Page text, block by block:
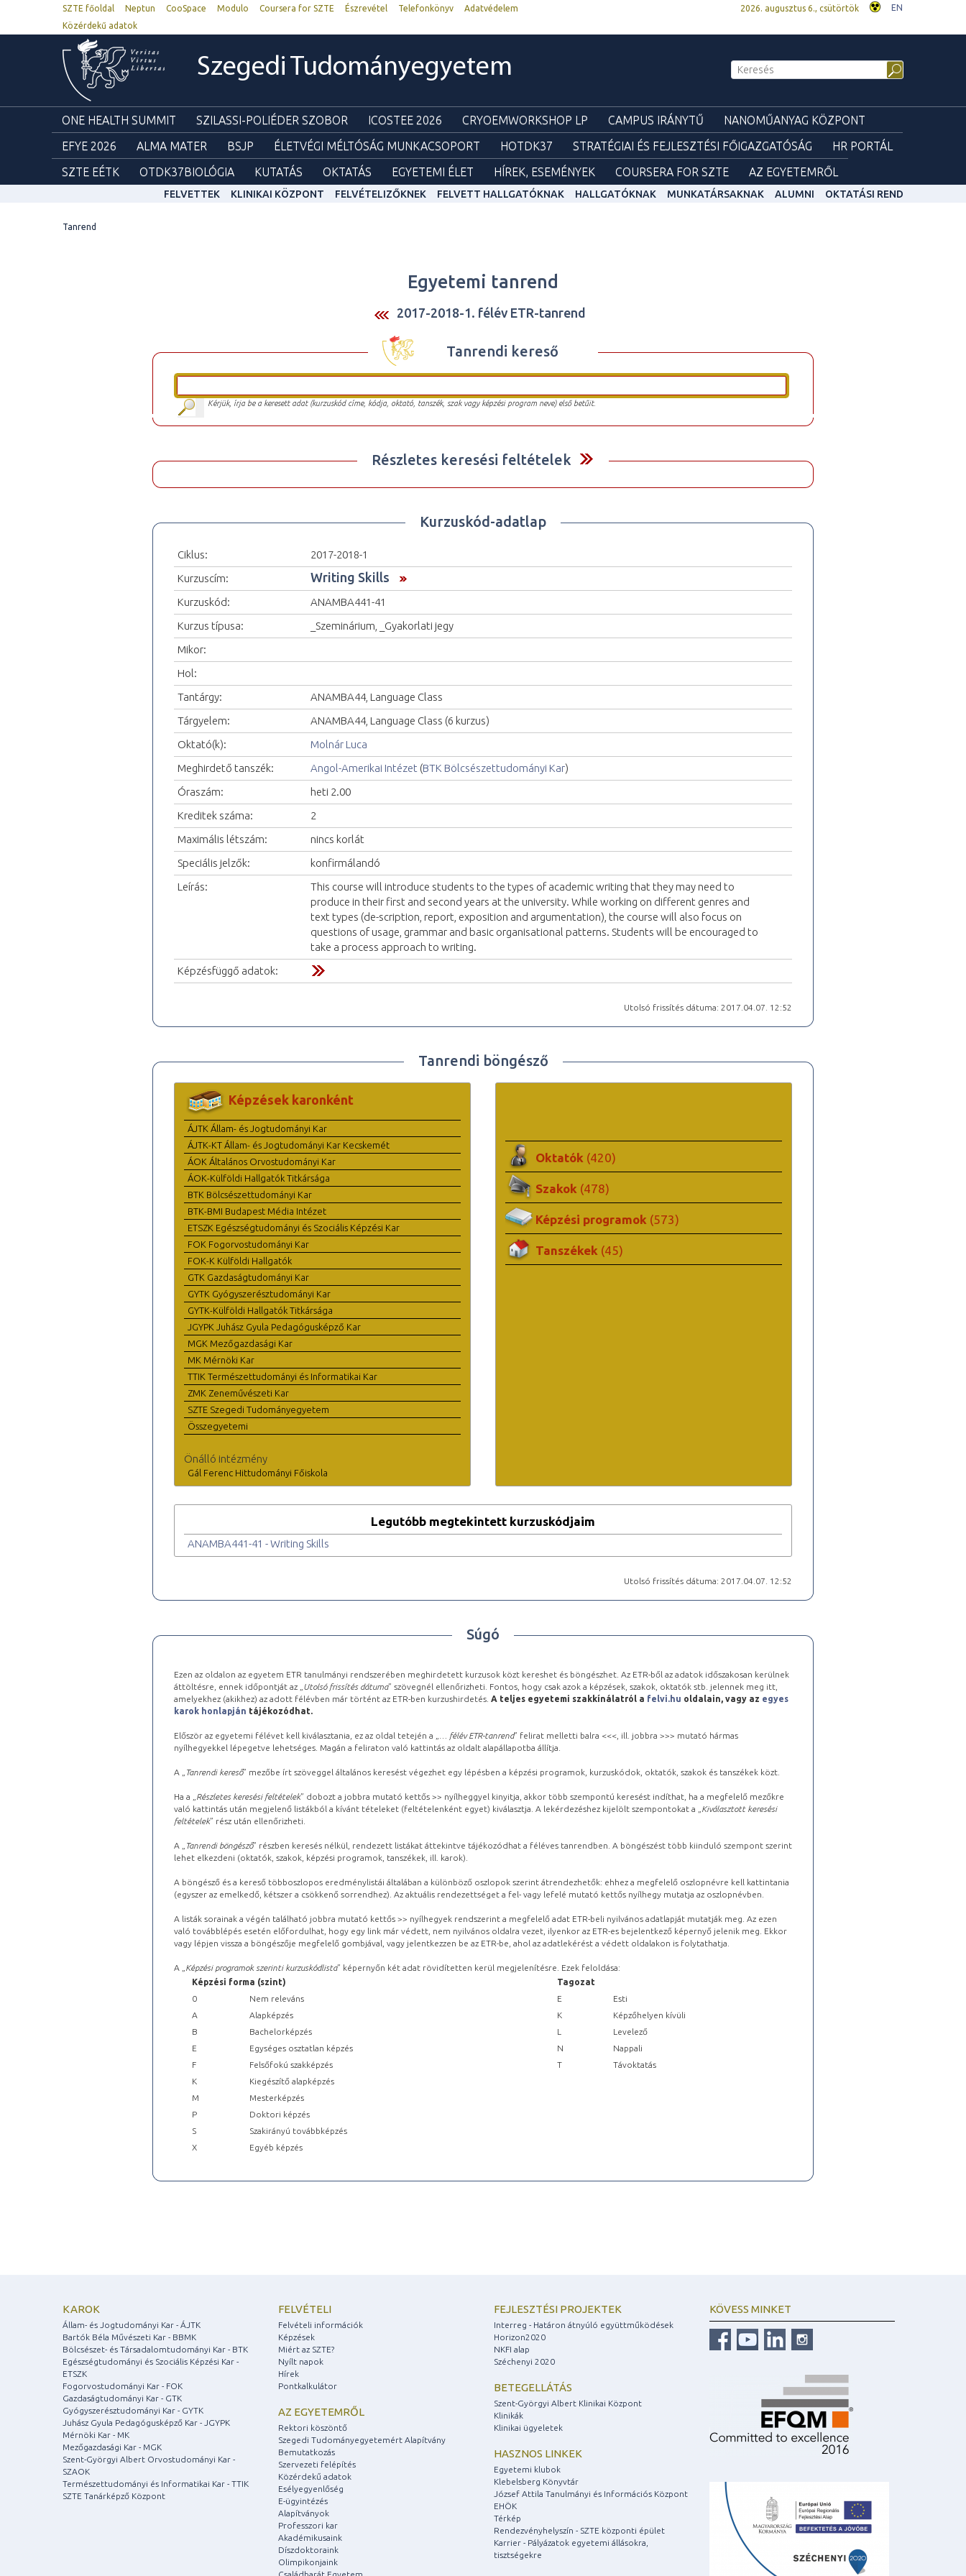
SZTE főoldal Neptun CooSpace Modulo Coursera for SZTE Észrevétel Telefonkönyv
Adatvédelem
Közérdekű adatok
2026. augusztus 6., csütörtök EN
Szegedi Tudományegyetem
ONE HEALTH SUMMIT SZILASSI-POLIÉDER SZOBOR ICOSTEE 2026 CRYOEMWORKSHOP LP CAMPUS IRÁNYTŰ
NANOMŰANYAG KÖZPONT
EFYE 2026
ALMA MATER BSJP ÉLETVÉGI MÉLTÓSÁG MUNKACSOPORT HOTDK37 STRATÉGIAI ÉS FEJLESZTÉSI FŐIGAZGATÓSÁG
HR PORTÁL
SZTE EÉTK
OTDK37BIOLÓGIA KUTATÁS OKTATÁS EGYETEMI ÉLET HÍREK, ESEMÉNYEK COURSERA FOR SZTE AZ EGYETEMRŐL
FELVETTEK KLINIKAI KÖZPONT FELVÉTELIZŐKNEK FELVETT HALLGATÓKNAK HALLGATÓKNAK MUNKATÁRSAKNAK ALUMNI OKTATÁSI REND
Tanrend
Egyetemi tanrend
2017-2018-1. félév ETR-tanrend
Tanrendi kereső
Kérjük, írja be a keresett adat (kurzuskód címe, kódja, oktató, tanszék, szak vagy képzési program neve) első betűit.
Részletes keresési feltételek
Kurzuskód-adatlap
Ciklus:
2017-2018-1
Kurzuscím:
Writing Skills
Kurzuskód:
ANAMBA441-41
Kurzus típusa:
_Szeminárium, _Gyakorlati jegy
Mikor:
Hol:
Tantárgy:
ANAMBA44, Language Class
Tárgyelem:
ANAMBA44, Language Class (6 kurzus)
Oktató(k):
Molnár Luca
Meghirdető tanszék:
Angol-Amerikai Intézet (BTK Bölcsészettudományi Kar)
Óraszám:
heti 2.00
Kreditek száma:
2
Maximális létszám:
nincs korlát
Speciális jelzők:
konfirmálandó
Leírás:
This course will introduce students to the types of academic writing that they may need to
produce in their first and second years at the university. While working on different genres and
text types (de-scription, report, exposition and argumentation), the course will also focus on
questions of usage, grammar and basic organisational patterns. Students will be encouraged to
take a process approach to writing.
Képzésfüggő adatok:
Utolsó frissítés dátuma: 2017.04.07. 12:52
Tanrendi böngésző
Képzések karonként
ÁJTK Állam- és Jogtudományi Kar
ÁJTK-KT Állam- és Jogtudományi Kar Kecskemét
ÁOK Általános Orvostudományi Kar
ÁOK-Külföldi Hallgatók Titkársága
BTK Bölcsészettudományi Kar
BTK-BMI Budapest Média Intézet
ETSZK Egészségtudományi és Szociális Képzési Kar
FOK Fogorvostudományi Kar
FOK-K Külföldi Hallgatók
GTK Gazdaságtudományi Kar
GYTK Gyógyszerésztudományi Kar
GYTK-Külföldi Hallgatók Titkársága
JGYPK Juhász Gyula Pedagógusképző Kar
MGK Mezőgazdasági Kar
MK Mérnöki Kar
TTIK Természettudományi és Informatikai Kar
ZMK Zeneművészeti Kar
SZTE Szegedi Tudományegyetem
Összegyetemi
Önálló intézmény
Gál Ferenc Hittudományi Főiskola
Oktatók (420)
Szakok (478)
Képzési programok (573)
Tanszékek (45)
Legutóbb megtekintett kurzuskódjaim
ANAMBA441-41 - Writing Skills
Utolsó frissítés dátuma: 2017.04.07. 12:52
Súgó
Ezen az oldalon az egyetem ETR tanulmányi rendszerében meghirdetett kurzusok közt kereshet és böngészhet. Az ETR-ből az adatok időszakosan kerülnek
áttöltésre, ennek időpontját az „ Utolsó frissítés dátuma” szövegnél ellenőrizheti. Fontos, hogy csak azok a képzések, szakok, oktatók stb. jelennek meg itt,
amelyekhez (akikhez) az adott félévben már történt az ETR-ben kurzushirdetés. A teljes egyetemi szakkínálatról a felvi.hu oldalain, vagy az egyes
karok honlapján tájékozódhat.
Először az egyetemi félévet kell kiválasztania, ez az oldal tetején a „ … félév ETR-tanrend” felirat melletti balra <<<, ill. jobbra >>> mutató hármas
nyílhegyekkel lépegetve lehetséges. Magán a feliraton való kattintás az oldalt alapállapotba állítja.
A „ Tanrendi kereső” mezőbe írt szöveggel általános keresést végezhet egy lépésben a képzési programok, kurzuskódok, oktatók, szakok és tanszékek közt.
Ha a „ Részletes keresési feltételek” dobozt a jobbra mutató kettős >> nyílheggyel kinyitja, akkor több szempontú keresést indíthat, ha a megfelelő mezőkre
való kattintás után megjelenő listákból a kívánt tételeket (feltételenként egyet) kiválasztja. A lekérdezéshez kijelölt szempontokat a „ Kiválasztott keresési
feltételek” rész után ellenőrizheti.
A „ Tanrendi böngésző” részben keresés nélkül, rendezett listákat áttekintve tájékozódhat a féléves tanrendben. A böngészést több kiinduló szempont szerint
lehet elkezdeni (oktatók, szakok, képzési programok, tanszékek, ill. karok).
A böngésző és a kereső többoszlopos eredménylistái általában a különböző oszlopok szerint átrendezhetők: ehhez a megfelelő oszlopnévre kell kattintania
(egyszer az emelkedő, kétszer a csökkenő sorrendhez). Az aktuális rendezettséget a fel- vagy lefelé mutató kettős nyílhegy mutatja az oszlopnévben.
A listák sorainak a végén található jobbra mutató kettős >> nyílhegyek rendszerint a megfelelő adat ETR-beli nyilvános adatlapját mutatják meg. Az ezen
való továbblépés esetén előfordulhat, hogy egy link már védett, nem nyilvános oldalra vezet, ilyenkor az ETR-es bejelentkező képernyő jelenik meg. Ekkor
vagy lépjen vissza a böngészője megfelelő gombjával, vagy jelentkezzen be az ETR-be, ahol az adatlekérést a védett oldalakon is folytathatja.
A „ Képzési programok szerinti kurzuskódlista” képernyőn két adat rövidítetten kerül megjelenítésre. Ezek feloldása:
Képzési forma (szint)
Tagozat
0
Nem releváns E
Esti
A
Alapképzés K
Képzőhelyen kívüli
B
Bachelorképzés L
Levelező
E
Egységes osztatlan képzés N
Nappali
F
Felsőfokú szakképzés T
Távoktatás
K
Kiegészítő alapképzés
M
Mesterképzés
P
Doktori képzés
S
Szakirányú továbbképzés
X
Egyéb képzés
KAROK
Állam- és Jogtudományi Kar - ÁJTK
Bartók Béla Művészeti Kar - BBMK
Bölcsészet- és Társadalomtudományi Kar - BTK
Egészségtudományi és Szociális Képzési Kar -
ETSZK
Fogorvostudományi Kar - FOK
Gazdaságtudományi Kar - GTK
Gyógyszerésztudományi Kar - GYTK
Juhász Gyula Pedagógusképző Kar - JGYPK
Mérnöki Kar - MK
Mezőgazdasági Kar - MGK
Szent-Györgyi Albert Orvostudományi Kar -
SZAOK
Természettudományi és Informatikai Kar - TTIK
SZTE Tanárképző Központ
FELVÉTELI
Felvételi információk
Képzések
Miért az SZTE?
Nyílt napok
Hírek
Pontkalkulátor
AZ EGYETEMRŐL
Rektori köszöntő
Szegedi Tudományegyetemért Alapítvány
Bemutatkozás
Szervezeti felépítés
Közérdekű adatok
Esélyegyenlőség
E-ügyintézés
Alapítványok
Professzori kar
Akadémikusaink
Díszdoktoraink
Olimpikonjaink
Családbarát Egyetem
FEJLESZTÉSI PROJEKTEK
Interreg - Határon átnyúló együttműködések
Horizon2020
NKFI alap
Széchenyi 2020
BETEGELLÁTÁS
Szent-Györgyi Albert Klinikai Központ
Klinikák
Klinikai ügyeletek
HASZNOS LINKEK
Egyetemi klubok
Klebelsberg Könyvtár
József Attila Tanulmányi és Információs Központ
EHÖK
Térkép
Rendezvényhelyszín - SZTE központi épület
Karrier - Pályázatok egyetemi állásokra,
tisztségekre
KÖVESS MINKET